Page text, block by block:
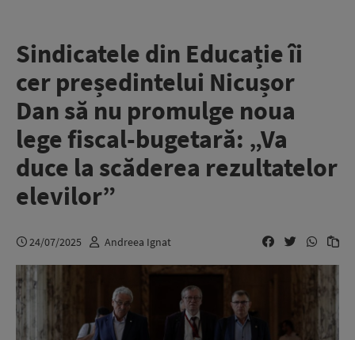
Sindicatele din Educație îi
cer președintelui Nicușor
Dan să nu promulge noua
lege fiscal-bugetară: „Va
duce la scăderea rezultatelor
elevilor”
24/07/2025 Andreea Ignat